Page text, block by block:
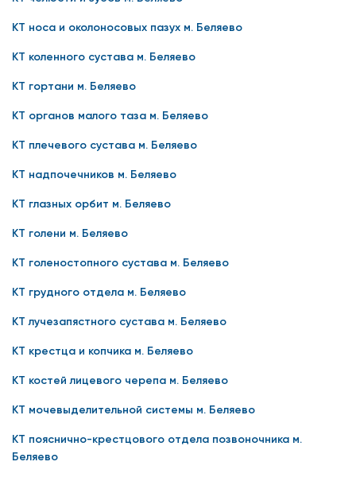
КТ носа и околоносовых пазух м. Беляево
КТ коленного сустава м. Беляево
КТ гортани м. Беляево
КТ органов малого таза м. Беляево
КТ плечевого сустава м. Беляево
КТ надпочечников м. Беляево
КТ глазных орбит м. Беляево
КТ голени м. Беляево
КТ голеностопного сустава м. Беляево
КТ грудного отдела м. Беляево
КТ лучезапястного сустава м. Беляево
КТ крестца и копчика м. Беляево
КТ костей лицевого черепа м. Беляево
КТ мочевыделительной системы м. Беляево
КТ пояснично-крестцового отдела позвоночника м.
Беляево